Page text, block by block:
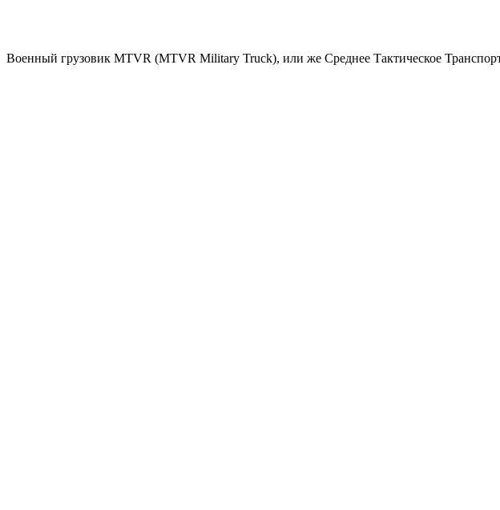
Военный грузовик MTVR (MTVR Military Truck), или же Среднее Тактическое